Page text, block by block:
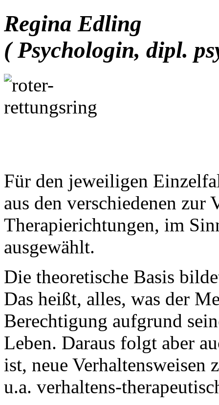
Regina Edling
( Psychologin, dipl.
Für den jeweiligen
aus den verschiedenen zur
Therapierichtungen, im
ausgewählt.
Die theoretische Basis
Das heißt, alles, was der
Berechtigung aufgrund
Leben. Daraus folgt aber
ist, neue Verhaltensweisen
u.a. verhaltens-